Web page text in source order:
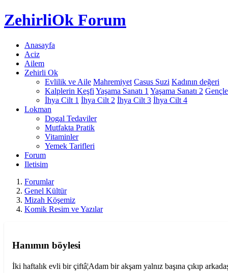
ZehirliOk Forum
Anasayfa
Aciz
Ailem
Zehirli Ok
Evlilik ve Aile Mahremiyet Casus Suzi Kadının değeri
Kalplerin Keşfi Yaşama Sanatı 1 Yaşama Sanatı 2
İhya Cilt 1 İhya Cilt 2 İhya Cilt 3 İhya Cilt 4
Lokman
Dogal Tedaviler
Mutfakta Pratik
Vitaminler
Yemek Tarifleri
Forum
Iletisim
Forumlar
Genel Kültür
Mizah Köşemiz
Komik Resim ve Yazılar
Hanımın böylesi
İki haftalık evli bir çiftâ¦Adam bir akşam yalnız başına çıkıp